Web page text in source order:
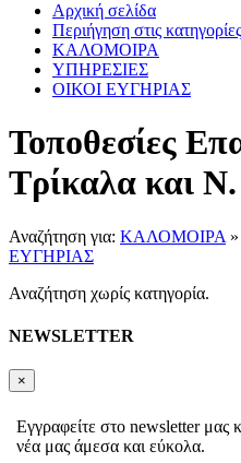
Αρχική σελίδα
Περιήγηση στις κατηγορίες
ΚΑΛΟΜΟΙΡΑ
ΥΠΗΡΕΣΙΕΣ
ΟΙΚΟΙ ΕΥΓΗΡΙΑΣ
Τοποθεσίες
Τρίκαλα και
Αναζήτηση για: ΚΑΛΟΜΟΙΡΑ »
ΕΥΓΗΡΙΑΣ
Αναζήτηση χωρίς κατηγορία.
NEWSLETTER
×
Εγγραφείτε στο newsletter μας
νέα μας άμεσα και εύκολα.